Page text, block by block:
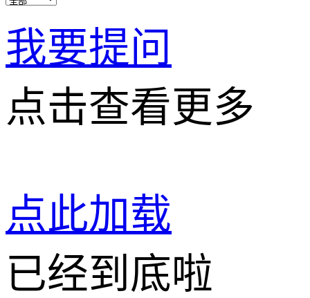
我要提问
点击查看更多
点此加载
已经到底啦